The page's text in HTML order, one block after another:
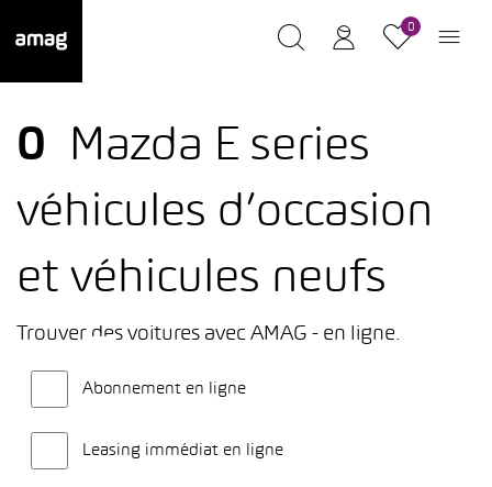
0
0
Mazda E series
véhicules d’occasion
et véhicules neufs
Trouver des voitures avec AMAG - en ligne.
Abonnement en ligne
Leasing immédiat en ligne